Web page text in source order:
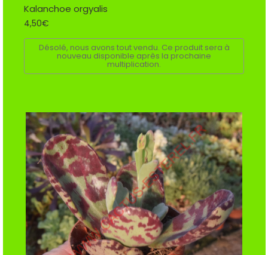
Kalanchoe orgyalis
4,50€
Désolé, nous avons tout vendu. Ce produit sera à
nouveau disponible après la prochaine
multiplication.